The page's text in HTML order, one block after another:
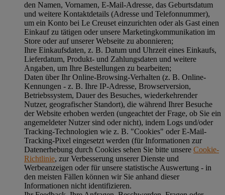
den Namen, Vornamen, E-Mail-Adresse, das Geburtsdatum
und weitere Kontaktdetails (Adresse und Telefonnummer),
um ein Konto bei Le Creuset einzurichten oder als Gast einen
Einkauf zu tätigen oder unsere Marketingkommunikation im
Store oder auf unserer Webseite zu abonnieren;
Ihre Einkaufsdaten, z. B. Datum und Uhrzeit eines Einkaufs,
Lieferdatum, Produkt- und Zahlungsdaten und weitere
Angaben, um Ihre Bestellungen zu bearbeiten;
Daten über Ihr Online-Browsing-Verhalten (z. B. Online-
Kennungen - z. B. Ihre IP-Adresse, Browserversion,
Betriebssystem, Dauer des Besuches, wiederkehrender
Nutzer, geografischer Standort), die während Ihrer Besuche
der Website erhoben werden (ungeachtet der Frage, ob Sie ein
angemeldeter Nutzer sind oder nicht), indem Logs und/oder
Tracking-Technologien wie z. B. "Cookies" oder E-Mail-
Tracking-Pixel eingesetzt werden (für Informationen zur
Datenerhebung durch Cookies sehen Sie bitte unsere Cookie-
Richtlinie, zur Verbesserung unserer Dienste und
Werbeanzeigen oder für unsere statistische Auswertung - in
den meisten Fällen können wir Sie anhand dieser
Informationen nicht identifizieren.